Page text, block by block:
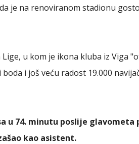
je na renoviranom stadionu
u kom je ikona kluba iz Viga
i još veću radost 19.000
u 74. minutu poslije glavometa
kao asistent.